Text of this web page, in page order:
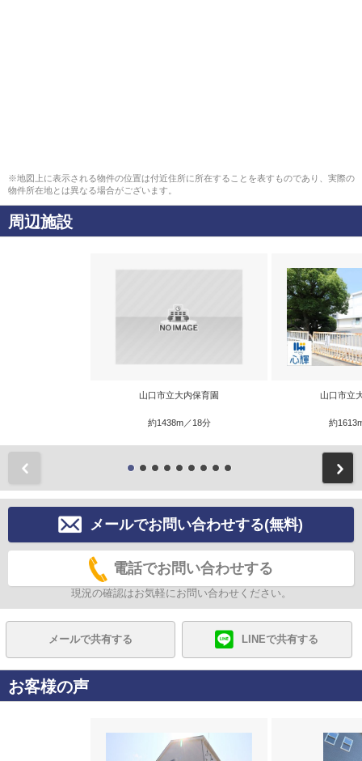
※地図上に表示される物件の位置は付近住所に所在することを表すものであり、実際の
物件所在地とは異なる場合がございます。
周辺施設
山口市立大内保育園
約1438m／18分
山口市立
約
メールでお問い合わせする(無料)
電話でお問い合わせする
現況の確認はお気軽にお問い合わせください。
メールで共有する LINEで共有する
お客様の声